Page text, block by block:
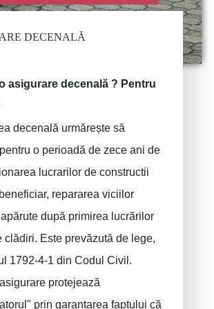
DECENALĂ
asigurare decenală ? Pentru
decenală urmărește să
o perioadă de zece ani de
lucrarilor de constructii
repararea viciilor
după primirea lucrărilor
clădiri. Este prevăzută de lege,
1792-4-1 din Codul Civil.
protejează
prin garantarea faptului că